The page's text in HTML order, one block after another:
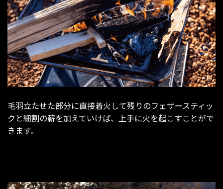
毛羽立たせた部分に直接着火して残りのフェザースティッ
クと細割の薪を加えていけば、上手に火を起こすことがで
きます。